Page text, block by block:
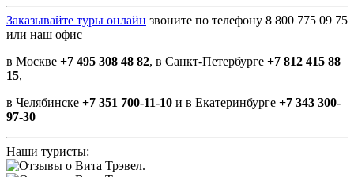
Заказывайте туры онлайн звоните по телефону 8 800 775 09 75
или наш офис
в Москве +7 495 308 48 82, в Санкт-Петербурге +7 812 415 88
15,
в Челябинске +7 351 700-11-10 и в Екатеринбурге +7 343 300-
97-30
Наши туристы: